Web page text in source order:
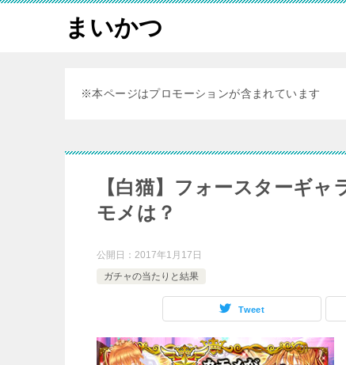
まいかつ
※本ページはプロモーションが含まれています
【白猫】フォースターギ
モメは？
公開日： 2017年1月17日
ガチャの当たりと結果
Tweet